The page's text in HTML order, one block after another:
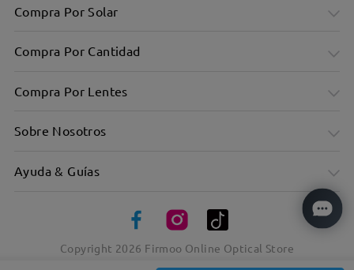
Simplicidad clásica encarnada en el montura redonda de
Compra Por Solar
Compra Por Cantidad
Compra Por Lentes
Sobre Nosotros
Ayuda & Guías
Copyright 2026 Firmoo Online Optical Store